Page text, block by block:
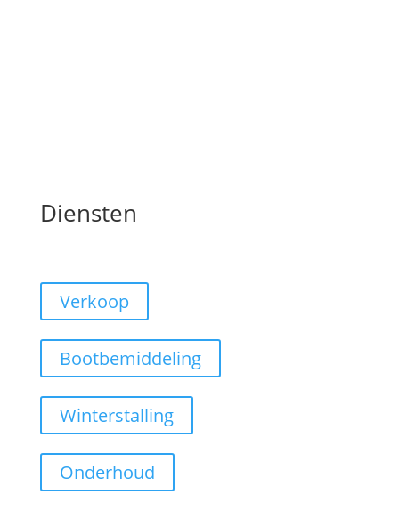
Diensten
Verkoop
Bootbemiddeling
Winterstalling
Onderhoud